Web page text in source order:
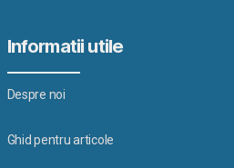
Informatii utile
Despre noi
Ghid pentru articole